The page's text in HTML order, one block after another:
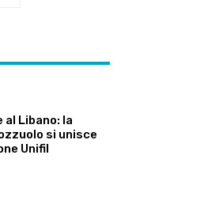
al Libano: la
si unisce
Unifil